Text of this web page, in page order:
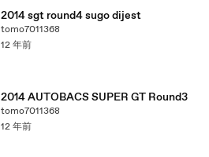
2014 sgt round4 sugo dijest
tomo7011368
12 年前
2014 AUTOBACS SUPER GT Round3
tomo7011368
12 年前